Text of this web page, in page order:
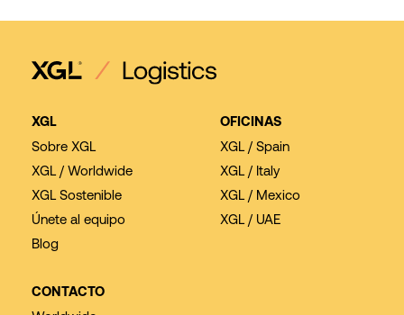
XGL
Sobre XGL
XGL / Worldwide
XGL Sostenible
Únete al equipo
Blog
OFICINAS
XGL / Spain
XGL / Italy
XGL / Mexico
XGL / UAE
CONTACTO